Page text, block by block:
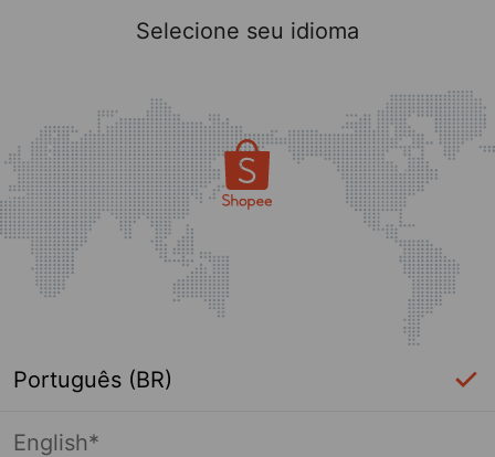
Selecione seu idioma
Português (BR)
English*